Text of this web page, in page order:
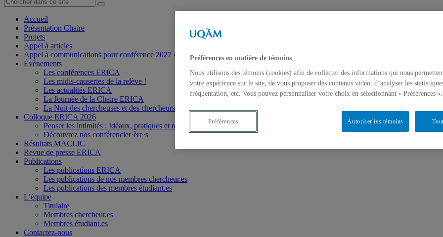
Accueil
Présentation Chaire
Projets
Appel à articles
Appel à communications pour conférence 2027 « Luhmann relationnel »
Évènements
Les conférences ERICA
Les midis-causeries de la relève !
Les actualités ERICA
La Journée de la Chaire ERICA
La Nuit des chercheuses et des chercheurs
Colloque ERICA 2026
Penser les intimités : Idéaux, pratiques et représentations
Découvrez nos conférencier·ère·s
Résultats MACLIC
Revue de presse ERICA
Publications
Les publications ERICA
Les publications de nos membres chercheur.es
Les publications des membres étudiant.es
L’équipe
Titulaire
Membres chercheur.es
Membres étudiant.es
Contactez-nous
Préférences en matière de témoins
Nous utilisons des témoins (cookies) afin de collecter des informations qui nous
votre expérience sur le site, de vous proposer des contenus vidéo, d’analyser les
fréquentation, etc. Vous pouvez personnaliser votre choix en sélectionnant « Préférences ».
Autoriser les témoins
Préférences